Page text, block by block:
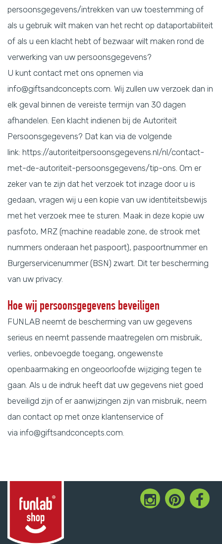
persoonsgegevens/intrekken van uw toestemming of
als u gebruik wilt maken van het recht op dataportabiliteit
of als u een klacht hebt of bezwaar wilt maken rond de
verwerking van uw persoonsgegevens?
U kunt contact met ons opnemen via
info@giftsandconcepts.com. Wij zullen uw verzoek dan in
elk geval binnen de vereiste termijn van 30 dagen
afhandelen. Een klacht indienen bij de Autoriteit
Persoonsgegevens? Dat kan via de volgende
link: https://autoriteitpersoonsgegevens.nl/nl/contact-
met-de-autoriteit-persoonsgegevens/tip-ons. Om er
zeker van te zijn dat het verzoek tot inzage door u is
gedaan, vragen wij u een kopie van uw identiteitsbewijs
met het verzoek mee te sturen. Maak in deze kopie uw
pasfoto, MRZ (machine readable zone, de strook met
nummers onderaan het paspoort), paspoortnummer en
Burgerservicenummer (BSN) zwart. Dit ter bescherming
van uw privacy.
Hoe wij persoonsgegevens beveiligen
FUNLAB neemt de bescherming van uw gegevens
serieus en neemt passende maatregelen om misbruik,
verlies, onbevoegde toegang, ongewenste
openbaarmaking en ongeoorloofde wijziging tegen te
gaan. Als u de indruk heeft dat uw gegevens niet goed
beveiligd zijn of er aanwijzingen zijn van misbruik, neem
dan contact op met onze klantenservice of
via info@giftsandconcepts.com.